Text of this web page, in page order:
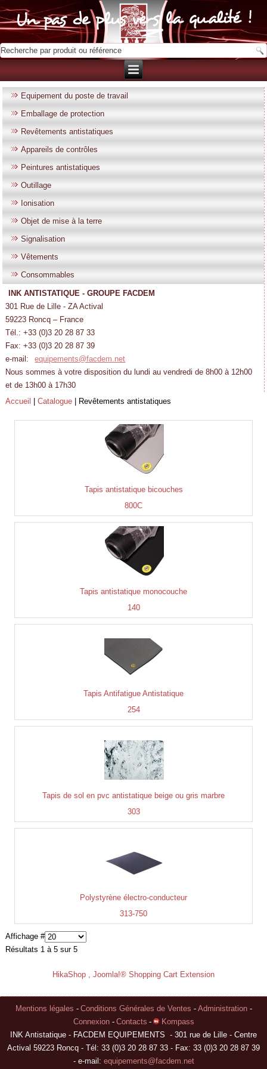
Equipement du poste de travail
Emballage de protection
Revêtements antistatiques
Appareils de contrôles
Peintures antistatiques
Outillage
Ionisation
Objet de mise à la terre
Signalisation
Vêtements
Consommables
INK ANTISTATIQUE - GROUPE FACDEM
301 Rue de Lille - ZA Actival
59223 Roncq – France
Tél.: +33 (0)3 20 28 87 33
Fax: +33 (0)3 20 28 87 39
e-mail:
equipements@facdem.net
Nous sommes à votre disposition du lundi au vendredi de 8h00 à 12h00
et de 13h00 à 17h30
Accueil
|Catalogue Revêtements antistatiques
Tapis antistatique bicouches
800C
Tapis antistatique monocouche
140
Tapis Antifatigue Antistatique
254
Tapis de sol en pvc antistatique beige ou gris marbre
303
Polystyrène électro-conducteur
313-750
Affichage #
Résultats 1 à 5 sur 5
HikaShop , Joomla!® Shopping Cart Extension
Mentions légales - Conditions Générales de Ventes - Administration -
Connexion - Contacts -
Kompass
INK Antistatique - FACDEM EQUIPEMENTS - 301 rue de Lille - Centre
Actival 59223 Roncq - Tél: 33 (0)3 20 28 87 33 - Fax: 33 (0)3 20 28 87 39
- e-mail: equipements@facdem.net